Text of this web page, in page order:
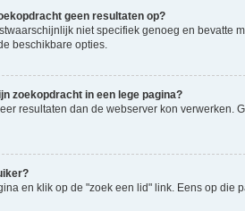
geen resultaten op?
niet specifiek genoeg en bevatte
beschikbare opties.
zoekopdracht in een lege pagina?
resultaten dan de webserver kon verwerken.
en klik op de "zoek een lid" link. Eens op die